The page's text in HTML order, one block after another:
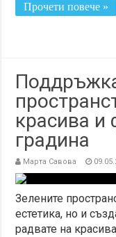
Прочети повече »
красива и
градина
Марта Савова
Зелените
естетика, но и
радвате на